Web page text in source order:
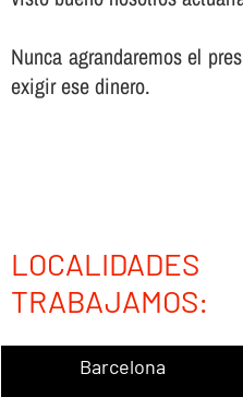
Nunca agrandaremos el
exigir ese dinero.
TRABAJAMOS:
Barcelona